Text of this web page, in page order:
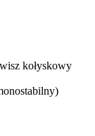
kołyskowy